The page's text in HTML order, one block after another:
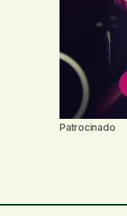
Patrocinado